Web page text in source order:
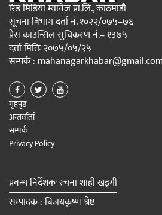
रिड मिडिया म्यानेज प्रा.लि., काठमाडौ
सूचना बिभाग दर्ता नं. १०२२/०७५–७६
प्रेस काउन्सिल सुचिकरण नं.– १३७५
दर्ता मितिः २०७५/०५/२५
सम्पर्क : mahanagarkhabar@gmail.com
गृहपृष्ठ
अन्तर्वार्ता
सम्पर्क
Privacy Policy
प्रवन्ध निर्देशकः रचना शाही खड्गी
सम्पादक : बिजयकृष्ण श्रेष्ठ